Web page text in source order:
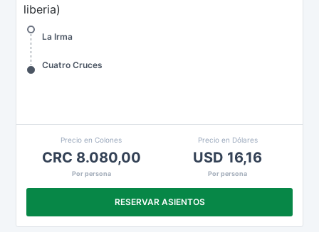
liberia)
La Irma
Cuatro Cruces
Precio en Colones
CRC 8.080,00
Por persona
Precio en Dólares
USD 16,16
Por persona
RESERVAR ASIENTOS